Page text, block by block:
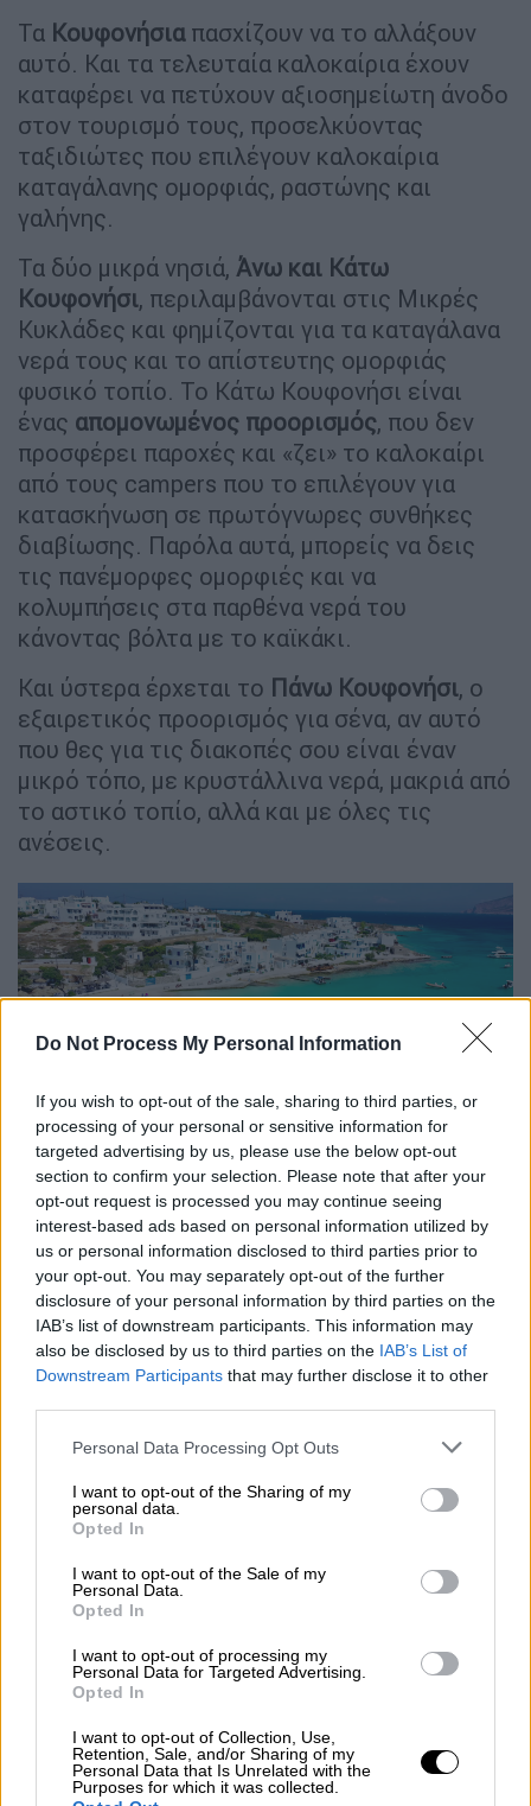
Do Not Process My Personal Information
If you wish to opt-out of the sale, sharing to third parties, or
processing of your personal or sensitive information for
targeted advertising by us, please use the below opt-out
section to confirm your selection. Please note that after your
opt-out request is processed you may continue seeing
interest-based ads based on personal information utilized by
us or personal information disclosed to third parties prior to
your opt-out. You may separately opt-out of the further
disclosure of your personal information by third parties on the
IAB’s list of downstream participants. This information may
also be disclosed by us to third parties on the IAB’s List of
Downstream Participants that may further disclose it to other
Please note that this website/app uses one or more Google
not limited to your visit or usage behaviour. You may click to
grant or deny consent to Google and its third-party tags to
use your data for below specified purposes in below Google
consent section.
Personal Data Processing Opt Outs
I want to opt-out of the Sharing of my
personal data.
Opted In
I want to opt-out of the Sale of my
Personal Data.
Opted In
I want to opt-out of processing my
Personal Data for Targeted Advertising.
Opted In
I want to opt-out of Collection, Use,
Retention, Sale, and/or Sharing of my
Personal Data that Is Unrelated with the
Purposes for which it was collected.
Τα Κουφονήσιαπασχίζουν να το αλλάξουν
αυτό. Και τα τελευταία καλοκαίρια έχουν
καταφέρει να πετύχουν αξιοσημείωτη άνοδο
στον τουρισμό τους, προσελκύοντας
ταξιδιώτες που επιλέγουν καλοκαίρια
καταγάλανης ομορφιάς, ραστώνης και
γαλήνης.
Τα δύο μικρά νησιά, Άνω και Κάτω
Κουφονήσι, περιλαμβάνονται στις Μικρές
Κυκλάδες και φημίζονται για τα καταγάλανα
νερά τους και το απίστευτης ομορφιάς
φυσικό τοπίο. Το Κάτω Κουφονήσι είναι
ένας απομονωμένος προορισμός, που δεν
προσφέρει παροχές και «ζει» το καλοκαίρι
από τους campers που το επιλέγουν για
κατασκήνωση σε πρωτόγνωρες συνθήκες
διαβίωσης. Παρόλα αυτά, μπορείς να δεις
τις πανέμορφες ομορφιές και να
κολυμπήσεις στα παρθένα νερά του
κάνοντας βόλτα με το καϊκάκι.
Και ύστερα έρχεται το Πάνω Κουφονήσι, ο
εξαιρετικός προορισμός για σένα, αν αυτό
που θες για τις διακοπές σου είναι έναν
μικρό τόπο, με κρυστάλλινα νερά, μακριά από
το αστικό τοπίο, αλλά και με όλες τις
ανέσεις.
stigmiotypo_2021-07-22_00.00.44.png
YouTube/G-Safy
Οιδαντελωτές καταγάλανες παραλίεςείναι
σίγουρα το δυνατότερο στοιχείο και εκείνο
που θα σε μαγέψει στα Κουφονήσια. Όποια
παραλία και αν επιλέξεις, η μία είναι
καλύτερη από την άλλη και θα το καταλάβεις
από την ώρα που θα δεις το πλοίο να φτάνει
στο όμορφο λιμανάκι του.
μεγαλύτερο ποσοστό τους δεν είναι
οργανωμένες. Καταλαβαίνει κανείς, λοιπόν,
πως πρέπει να βρεθείς εκεί μόνο αν έχεις
εκείνα που κάνουν ένα νησί κοσμοπολίτικο.
Στις ακτές φτάνεις με τη λάντζα ή με τα
πόδια και ενδείκνυται να έχεις μαζί σου
ομπρέλα και καρεκλάκια, ώστε να μην
ταλαιπωρηθείς.
Πού κολυμπάμε